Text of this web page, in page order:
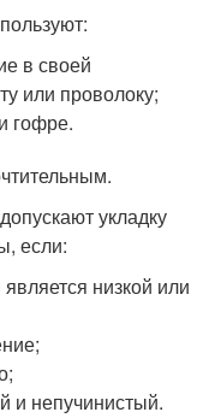
в своей
или проволоку;
гофре.
укладку
если:
низкой или
и непучинистый.